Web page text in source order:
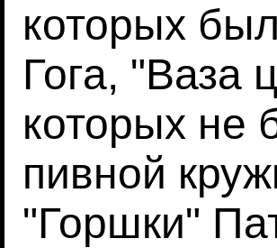
которых
Гога, "Ваза
которых не
пивной
"Горшки"